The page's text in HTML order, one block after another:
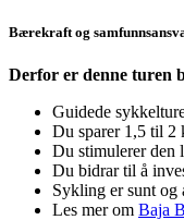
Bærekraft og
Derfor er denne turen
Guidede
Du sparer 1,5 til 2
Du stimulerer den
Du bidrar til å
Sykling er sunt og
Les mer om Baja